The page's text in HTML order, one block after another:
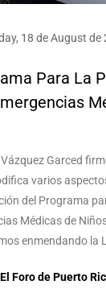
18 de August de
Para La
Garced
varios
del Programa
Médicas de
enmendando la
Foro de Puerto